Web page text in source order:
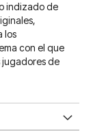
indizado de
los
con el que
jugadores de